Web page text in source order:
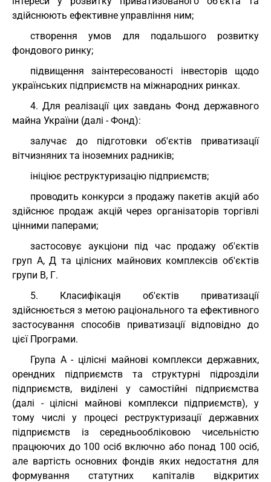
здійснюють ефективне управління ним;
створення умов для подальшого розвитку
фондового ринку;
підвищення заінтересованості інвесторів щодо
українських підприємств на міжнародних ринках.
4. Для реалізації цих завдань Фонд державного
майна України (далі - Фонд):
залучає до підготовки об'єктів приватизації
вітчизняних та іноземних радників;
ініціює реструктуризацію підприємств;
проводить конкурси з продажу пакетів акцій або
здійснює продаж акцій через організаторів торгівлі
цінними паперами;
застосовує аукціони під час продажу об'єктів
груп А, Д та цілісних майнових комплексів об'єктів
групи В, Г.
5. Класифікація об'єктів приватизації
здійснюється з метою раціонального та ефективного
застосування способів приватизації відповідно до
цієї Програми.
Група А - цілісні майнові комплекси державних,
орендних підприємств та структурні підрозділи
підприємств, виділені у самостійні підприємства
(далі - цілісні майнові комплекси підприємств), у
тому числі у процесі реструктуризації державних
підприємств із середньообліковою чисельністю
працюючих до 100 осіб включно або понад 100 осіб,
але вартість основних фондів яких недостатня для
формування статутних капіталів відкритих